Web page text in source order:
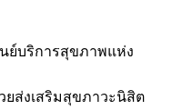
ย์บริการสุขภาพแห่ง
ยส่งเสริมสุขภาวะนิสิต